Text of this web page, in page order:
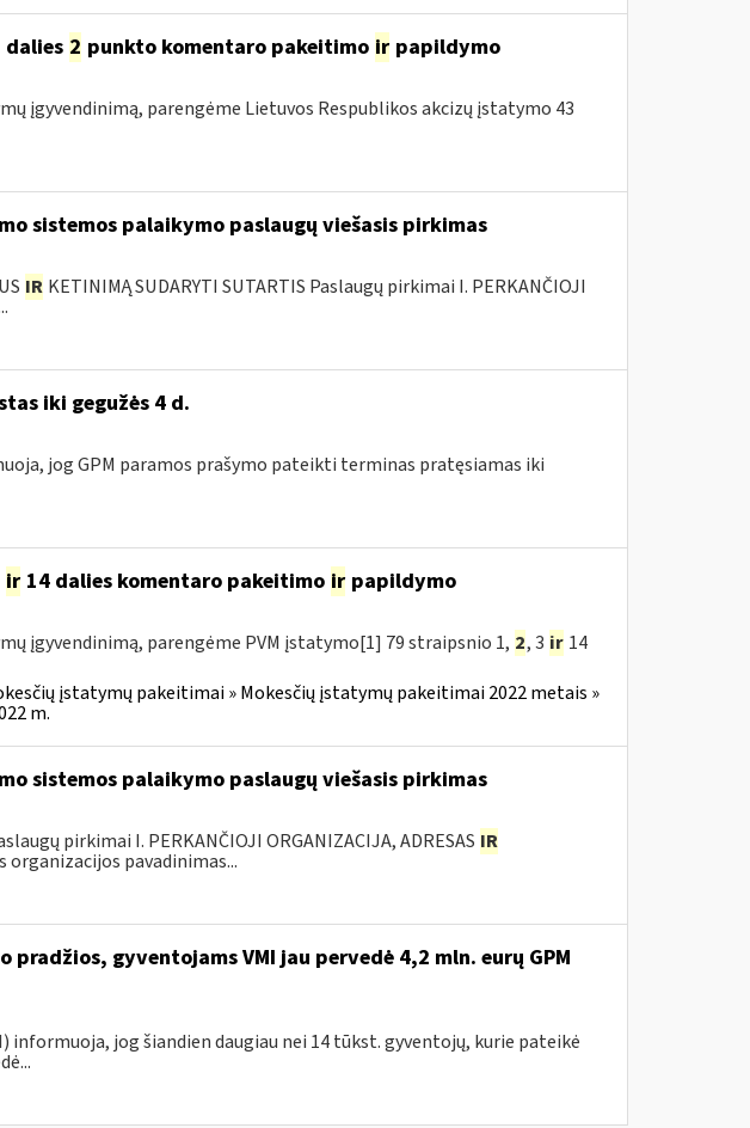
dalies 2 punkto komentaro pakeitimo irpapildymo
įgyvendinimą, parengėme Lietuvos Respublikos akcizų įstatymo 43
sistemos palaikymo paslaugų viešasis pirkimas
IR KETINIMĄ SUDARYTI SUTARTIS Paslaugų pirkimai I. PERKANČIOJI
iki gegužės 4 d.
jog GPM paramos prašymo pateikti terminas pratęsiamas iki
ir14 dalies komentaro pakeitimo irpapildymo
įgyvendinimą, parengėme PVM įstatymo[1] 79 straipsnio 1, 2, 3 ir 14
įstatymų pakeitimai » Mokesčių įstatymų pakeitimai 2022 metais »
m.
sistemos palaikymo paslaugų viešasis pirkimas
pirkimai I. PERKANČIOJI ORGANIZACIJA, ADRESAS IR
organizacijos pavadinimas...
gyventojams VMI jau pervedė 4,2 mln. eurų GPM
informuoja, jog šiandien daugiau nei 14 tūkst. gyventojų, kurie pateikė